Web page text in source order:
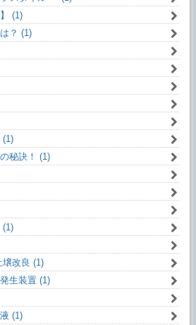
(1)
？ (1)
秘訣！ (1)
(1)
壌改良 (1)
生装置 (1)
(1)